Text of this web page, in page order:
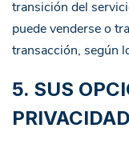
transición del
puede venderse o
transacción, según
5. SUS
PRIVACIDAD